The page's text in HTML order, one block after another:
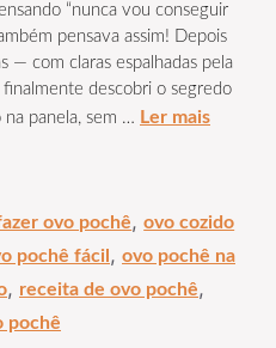
“nunca vou conseguir
pensava assim! Depois
— com claras espalhadas pela
descobri o segredo
panela, sem … Ler mais
ovo pochê,ovo cozido
pochê fácil , ovo pochê na
, receita de ovo pochê,
pochê